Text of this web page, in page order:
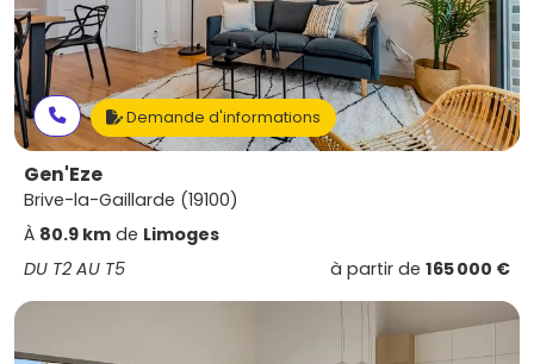
Demande d'informations
Gen'Eze
Brive-la-Gaillarde (19100)
À 80.9 km de Limoges
DU T2 AU T5
à partir de 165 000 €